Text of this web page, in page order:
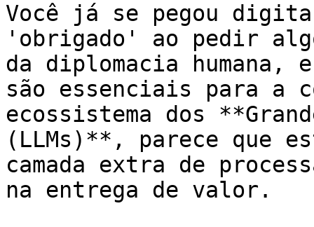
Você já se pegou
'obrigado' ao pedir
da diplomacia humana,
são essenciais para a
ecossistema dos
(LLMs)**, parece que
camada extra de
na entrega de valor.